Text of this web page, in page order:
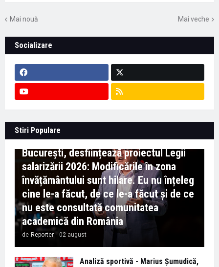
Mai nouă Mai veche
Socializare
Stiri Populare
Context important pentru educație -
Marian Preda, rectorul Universității din
București, desființează proiectul Legii
salarizării 2026: Modificările în zona
învățământului sunt hilare. Eu nu înțeleg
cine le-a făcut, de ce le-a făcut și de ce
nu este consultată comunitatea
academică din România
de Reporter - 02 august
Analiză sportivă - Marius Șumudică,